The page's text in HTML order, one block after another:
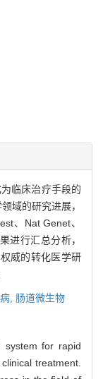
临床治疗手段的
域的研究进展，
、Nat Genet、
进行汇总分析，
威的转化医学研
, 肠道微生物
system for rapid
treatment.